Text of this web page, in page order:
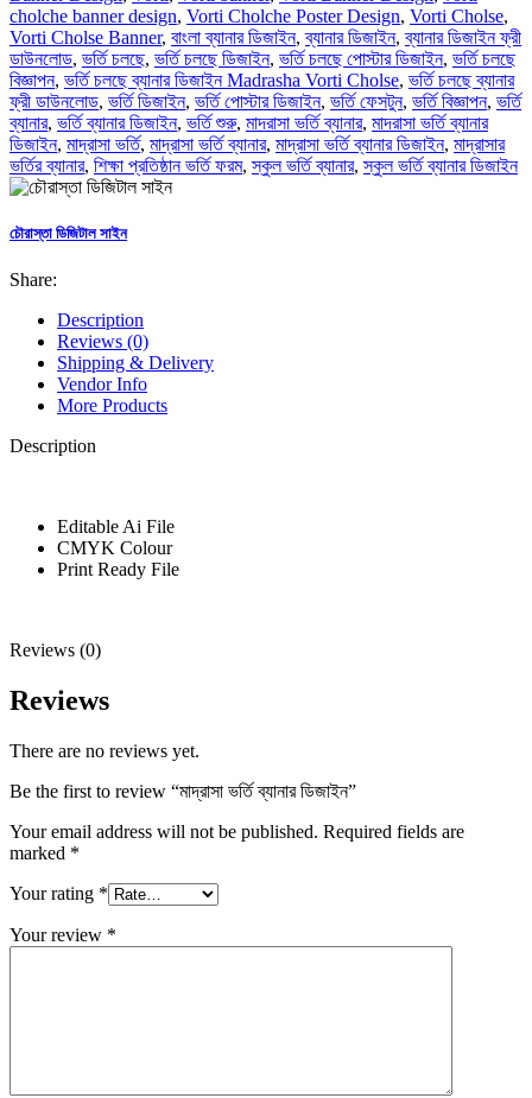
cholche banner design, Vorti Cholche Poster Design, Vorti Cholse,
Vorti Cholse Banner, বাংলা ব্যানার ডিজাইন, ব্যানার ডিজাইন, ব্যানার ডিজাইন ফ্রী
ডাউনলোড, ভর্তি চলছে, ভর্তি চলছে ডিজাইন, ভর্তি চলছে পোস্টার ডিজাইন, ভর্তি চলছে
বিজ্ঞাপন, ভর্তি চলছে ব্যানার ডিজাইন Madrasha Vorti Cholse, ভর্তি চলছে ব্যানার
ফ্রী ডাউনলোড, ভর্তি ডিজাইন, ভর্তি পোস্টার ডিজাইন, ভর্তি ফেসটুন, ভর্তি বিজ্ঞাপন, ভর্তি
ব্যানার, ভর্তি ব্যানার ডিজাইন, ভর্তি শুরু, মাদরাসা ভর্তি ব্যানার, মাদরাসা ভর্তি ব্যানার
ডিজাইন, মাদ্রাসা ভর্তি, মাদ্রাসা ভর্তি ব্যানার, মাদ্রাসা ভর্তি ব্যানার ডিজাইন, মাদ্রাসার
ভর্তির ব্যানার, শিক্ষা প্রতিষ্ঠান ভর্তি ফরম, স্কুল ভর্তি ব্যানার, স্কুল ভর্তি ব্যানার ডিজাইন
চৌরাস্তা ডিজিটাল সাইন
Share:
Description
Reviews (0)
Shipping & Delivery
Vendor Info
More Products
Description
Editable Ai File
CMYK Colour
Print Ready File
Reviews (0)
Reviews
There are no reviews yet.
Be the first to review “মাদ্রাসা ভর্তি ব্যানার ডিজাইন”
Your email address will not be published. Required fields are
marked *
Your rating *
Your review *